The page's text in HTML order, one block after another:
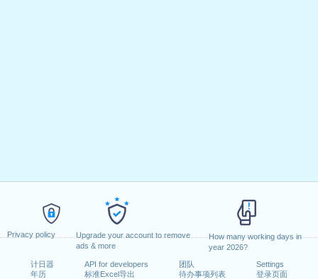
Privacy policy
Upgrade your account to remove
ads & more
How many working days in
year 2026?
计日器
年历
API for developers
标准Excel导出
团队
待办事项列表
Settings
登录页面